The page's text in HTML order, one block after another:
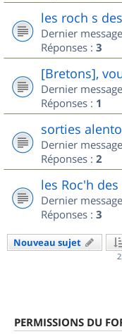
les roch s
Dernier
Réponses : 3
[Bretons],
Dernier
Réponses : 1
sorties
Dernier
Réponses : 2
les Roc'h
Dernier
Réponses : 3
Nouveau sujet
PERMISSIONS DU